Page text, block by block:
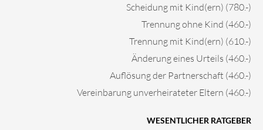
Scheidung mit Kind(ern) (780.-)
Trennung ohne Kind (460.-)
Trennung mit Kind(ern) (610.-)
Änderung eines Urteils (460.-)
Auflösung der Partnerschaft (460.-)
Vereinbarung unverheirateter Eltern (460.-)
WESENTLICHER RATGEBER